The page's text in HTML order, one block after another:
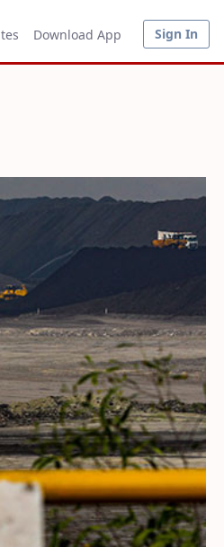
Download App Sign In